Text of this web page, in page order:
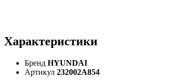
Характеристики
Бренд HYUNDAI
Артикул 232002A854